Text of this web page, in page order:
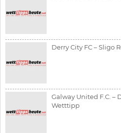
Derry City FC – Sligo
Galway United F.C. –
Wetttipp